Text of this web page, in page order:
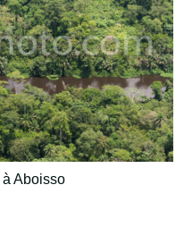
Aboisso